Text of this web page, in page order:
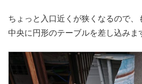
ちょっと入口近くが狭くなるので、
中央に円形のテーブルを差し込みま